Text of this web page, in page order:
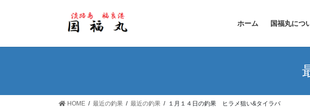
ホーム 国福丸につ
HOME 最近の釣果 最近の釣果 １月１４日の釣果 ヒラメ狙い&タイラバ